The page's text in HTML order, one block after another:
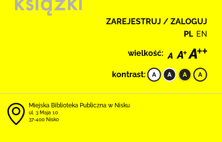
ZAREJESTRUJ / ZALOGUJ
PL EN
wielkość:
kontrast:
Miejska Biblioteka Publiczna w Nisku
ul. 3 Maja 10
37-400 Nisko